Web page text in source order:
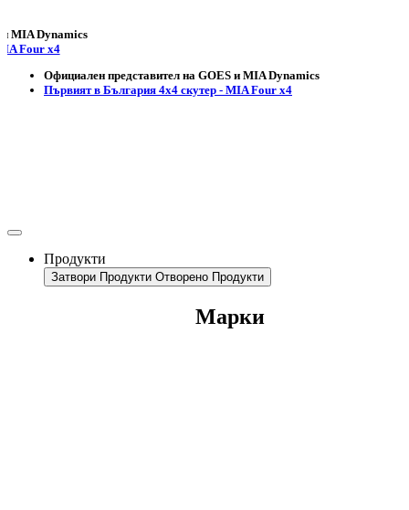
x4
Официален представител на GOES и MIA Dynamics
Първият в България 4х4 скутер - MIA Four x4
Продукти
Затвори Продукти Отворено Продукти
Марки